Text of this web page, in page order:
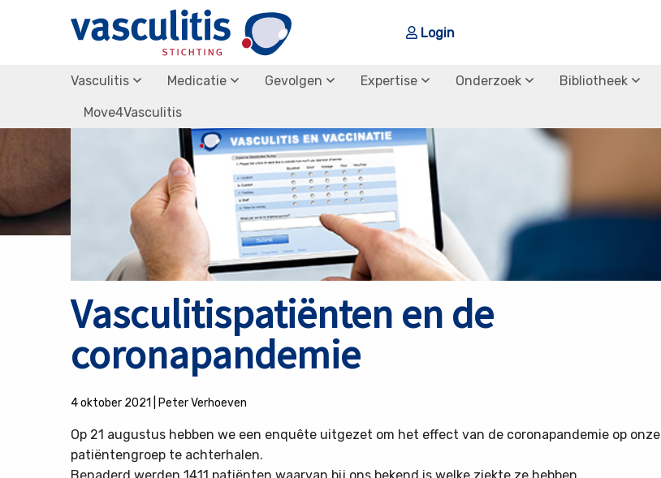
Login
Vasculitis Medicatie Gevolgen Expertise Onderzoek Bibliotheek
Move4Vasculitis
Terug naar nieuws overzicht
Vasculitispatiënten en de
coronapandemie
4 oktober 2021 Peter Verhoeven
Op 21 augustus hebben we een enquête uitgezet om het effect van de coronapandemie op onze
patiëntengroep te achterhalen.